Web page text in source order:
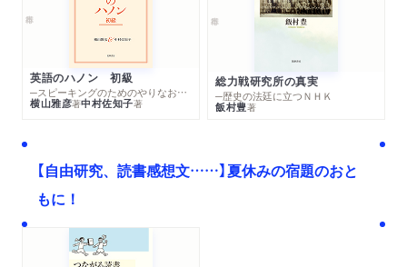
英語のハノン 初級
─スピーキングのためのやりなおし英文法スーパードリル
横山雅彦著中村佐知子著
総力戦研究所の真実
─歴史の法廷に立つＮＨＫ
飯村豊著
【自由研究、読書感想文……】夏休みの宿題のおと
もに！